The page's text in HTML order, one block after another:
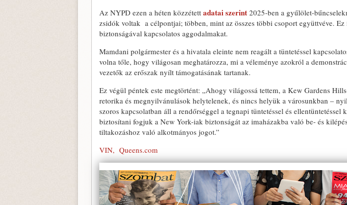
Az NYPD ezen a héten közzétett adatai szerint 2025-ben a gyűlölet-
zsidók voltak a célpontjai; többen, mint az összes többi csoport együttvéve. Ez
biztonságával kapcsolatos aggodalmakat.
Mamdani polgármester és a hivatala eleinte nem reagált a tüntetéssel
volna tőle, hogy világosan meghatározza, mi a véleménye azokról a
vezetők az erőszak nyílt támogatásának tartanak.
Ez végül péntek este megtörtént: „Ahogy világossá tettem, a Kew Gardens
retorika és megnyilvánulások helytelenek, és nincs helyük a városunkban –
szoros kapcsolatban áll a rendőrséggel a tegnapi tüntetéssel és ellentüntetéssel
biztosítani fogjuk a New York-iak biztonságát az imaházakba való be- és
tiltakozáshoz való alkotmányos jogot.”
VIN, Queens.com